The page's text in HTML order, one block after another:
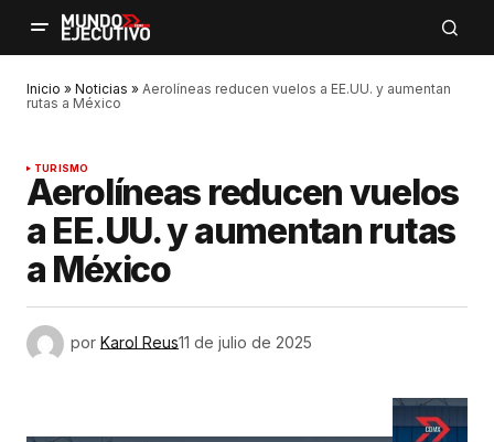
Inicio » Noticias » Aerolíneas reducen vuelos a EE.UU. y aumentan
rutas a México
TURISMO
Aerolíneas reducen vuelos
a EE.UU. y aumentan rutas
a México
por Karol Reus11 de julio de 2025